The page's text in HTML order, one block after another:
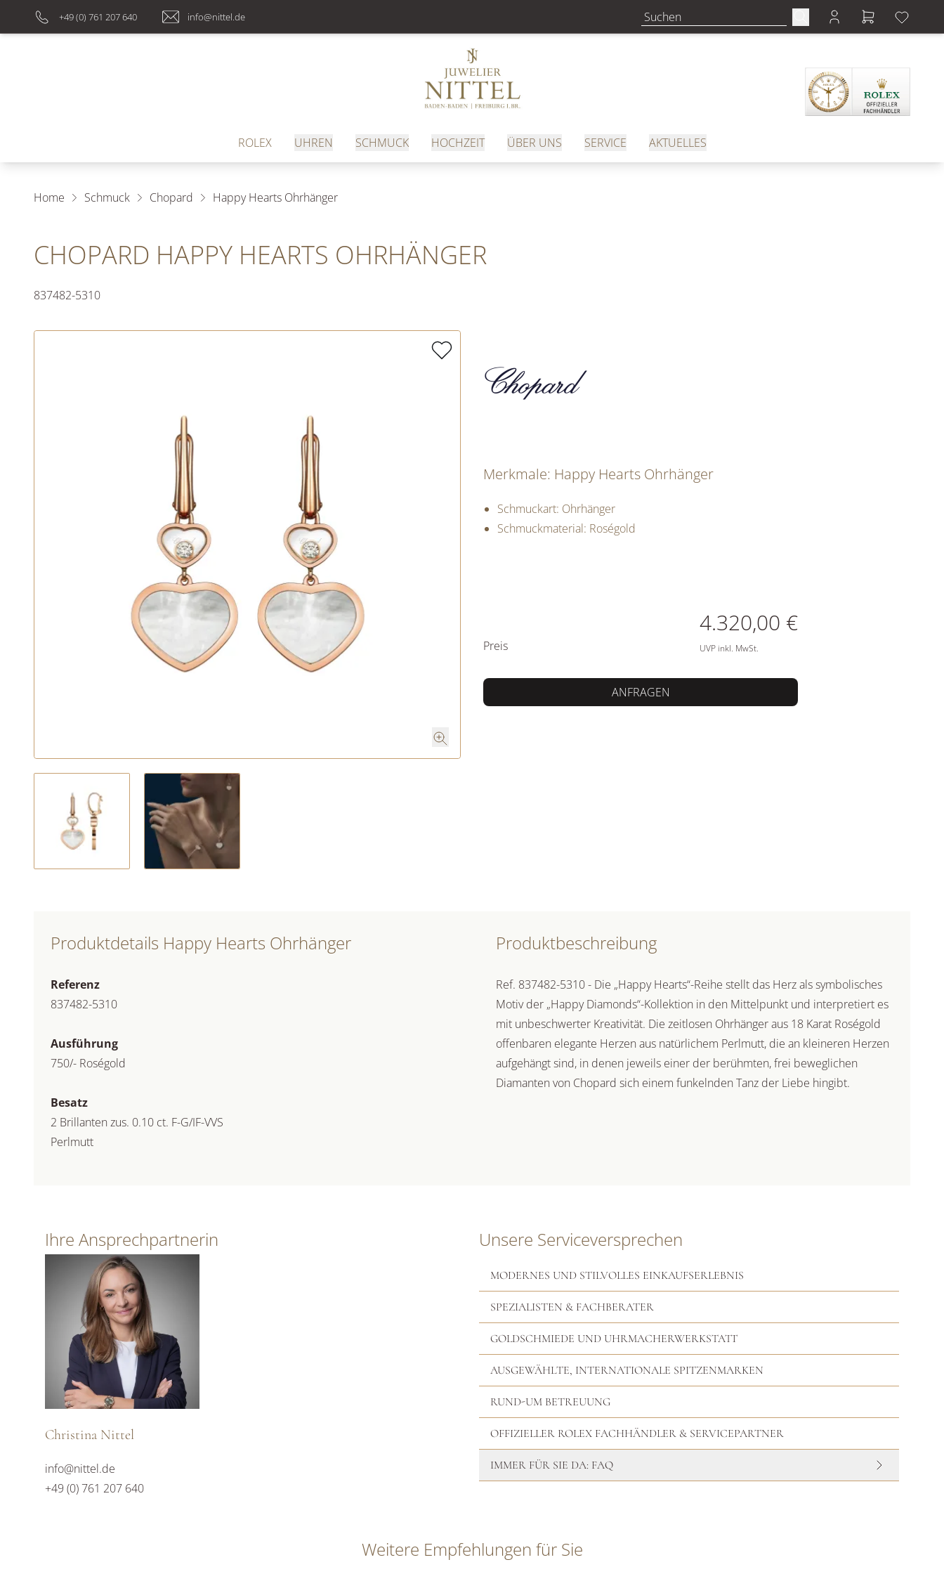
+49 (0) 761 207 640 info@nittel.de
ROLEX UHREN SCHMUCK HOCHZEIT ÜBER UNS SERVICE AKTUELLES
Home Schmuck Chopard Happy Hearts Ohrhänger
CHOPARD HAPPY HEARTS OHRHÄNGER
837482-5310
Merkmale: Happy Hearts Ohrhänger
Schmuckart: Ohrhänger
Schmuckmaterial: Roségold
PREISINFORMATIONEN
Preis
4.320,00 €
UVP inkl. MwSt.
ANFRAGEN
Produktdetails Happy Hearts Ohrhänger
Referenz
837482-5310
Ausführung
750/- Roségold
Besatz
2 Brillanten zus. 0.10 ct. F-G/IF-VVS
Perlmutt
Produktbeschreibung
Ref. 837482-5310 - Die „Happy Hearts“-Reihe stellt das Herz als symbolisches
Motiv der „Happy Diamonds“-Kollektion in den Mittelpunkt und interpretiert es
mit unbeschwerter Kreativität. Die zeitlosen Ohrhänger aus 18 Karat Roségold
offenbaren elegante Herzen aus natürlichem Perlmutt, die an kleineren Herzen
aufgehängt sind, in denen jeweils einer der berühmten, frei beweglichen
Diamanten von Chopard sich einem funkelnden Tanz der Liebe hingibt.
Ihre Ansprechpartnerin
Christina Nittel
info@nittel.de
+49 (0) 761 207 640
Unsere Serviceversprechen
MODERNES UND STILVOLLES EINKAUFSERLEBNIS
SPEZIALISTEN & FACHBERATER
GOLDSCHMIEDE UND UHRMACHERWERKSTATT
AUSGEWÄHLTE, INTERNATIONALE SPITZENMARKEN
RUND-UM BETREUUNG
OFFIZIELLER ROLEX FACHHÄNDLER & SERVICEPARTNER
IMMER FÜR SIE DA: FAQ
Weitere Empfehlungen für Sie